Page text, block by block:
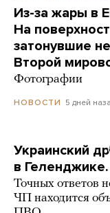
Из-за жары в
На
затонувшие
Второй
Фотографии
НОВОСТИ 5 дней
Украинский
в
Точных ответов
ЧП находится